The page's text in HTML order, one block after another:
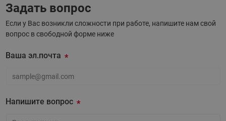
Задать вопрос
Если у Вас возникли сложности при работе, напишите нам свой
вопрос в свободной форме ниже
Ваша эл.почта
Напишите вопрос